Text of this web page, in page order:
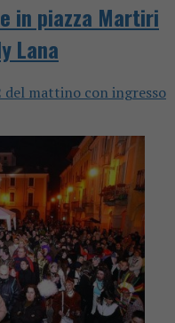
in piazza Martiri
Lana
mattino con ingresso